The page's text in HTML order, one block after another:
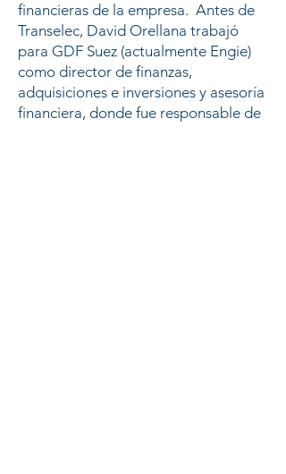
financieras de la empresa. Antes de
Transelec, David Orellana trabajó
para GDF Suez (actualmente Engie)
como director de finanzas,
adquisiciones e inversiones y asesoría
financiera, donde fue responsable de